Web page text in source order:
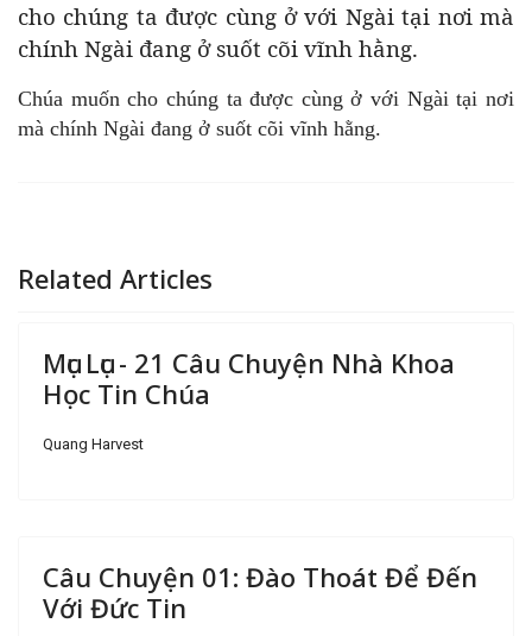
cho chúng ta được cùng ở với Ngài tại nơi mà
chính Ngài đang ở suốt cõi vĩnh hằng.
Chúa muốn cho chúng ta được cùng ở với Ngài tại nơi
mà chính Ngài đang ở suốt cõi vĩnh hằng.
Related Articles
Mục Lục - 21 Câu Chuyện Nhà Khoa
Học Tin Chúa
Quang Harvest
Câu Chuyện 01: Đào Thoát Để Đến
Với Đức Tin